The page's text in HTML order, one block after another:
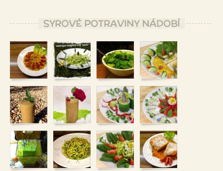
SYROVÉ POTRAVINY NÁDOBÍ